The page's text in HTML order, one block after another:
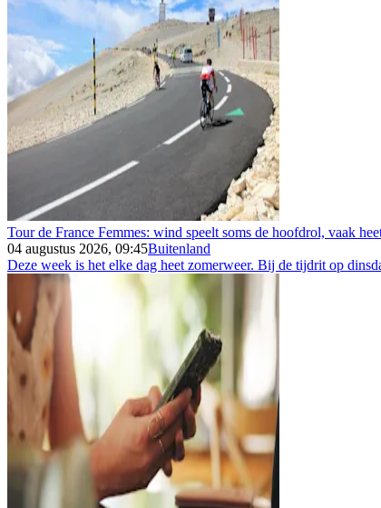
Tour de France Femmes: wind speelt soms de hoofdrol, vaak
04 augustus 2026, 09:45Buitenland
Deze week is het elke dag heet zomerweer. Bij de tijdrit op